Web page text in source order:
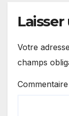
Votre
champs
Commentaire